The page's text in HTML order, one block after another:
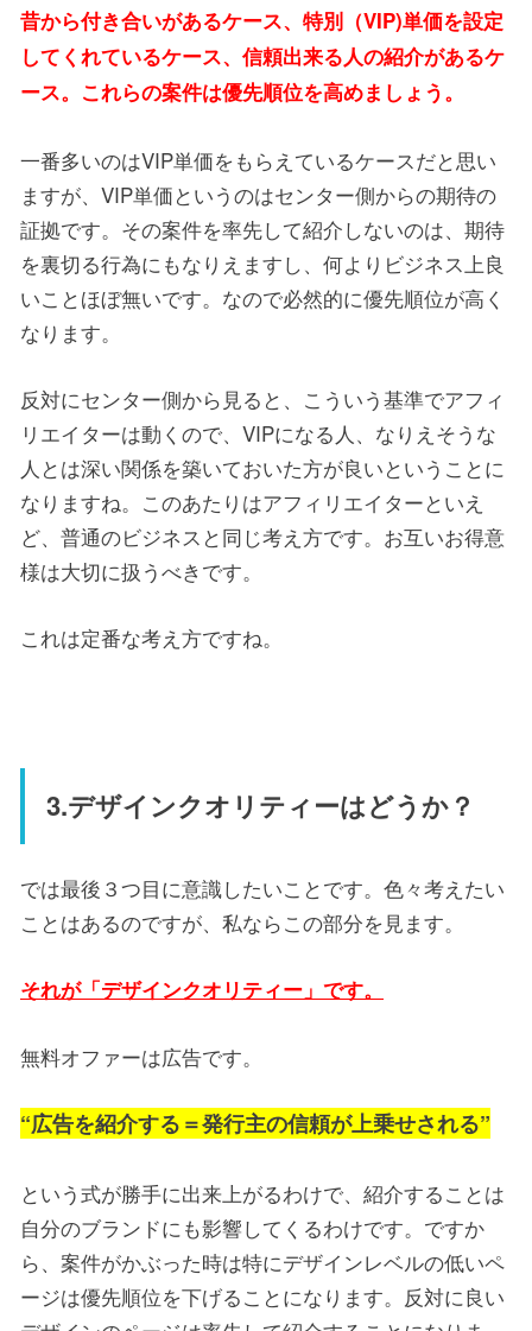
昔から付き合いがあるケース、特別（VIP)単価を設定
してくれているケース、信頼出来る人の紹介があるケ
ース。これらの案件は優先順位を高めましょう。
一番多いのはVIP単価をもらえているケースだと思い
ますが、VIP単価というのはセンター側からの期待の
証拠です。その案件を率先して紹介しないのは、期待
を裏切る行為にもなりえますし、何よりビジネス上良
いことほぼ無いです。なので必然的に優先順位が高く
なります。
反対にセンター側から見ると、こういう基準でアフィ
リエイターは動くので、VIPになる人、なりえそうな
人とは深い関係を築いておいた方が良いということに
なりますね。このあたりはアフィリエイターといえ
ど、普通のビジネスと同じ考え方です。お互いお得意
様は大切に扱うべきです。
これは定番な考え方ですね。
3.デザインクオリティーはどうか？
では最後３つ目に意識したいことです。色々考えたい
ことはあるのですが、私ならこの部分を見ます。
それが「デザインクオリティー」です。
無料オファーは広告です。
“広告を紹介する＝発行主の信頼が上乗せされる”
という式が勝手に出来上がるわけで、紹介することは
自分のブランドにも影響してくるわけです。ですか
ら、案件がかぶった時は特にデザインレベルの低いペ
ージは優先順位を下げることになります。反対に良い